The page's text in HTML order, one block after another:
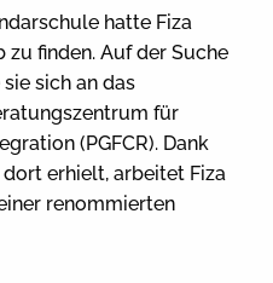
hatte Fiza
zu finden. Auf der Suche
sich an das
für
(PGFCR). Dank
erhielt, arbeitet Fiza
renommierten